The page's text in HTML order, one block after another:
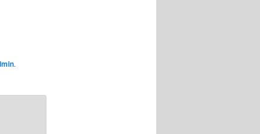
.